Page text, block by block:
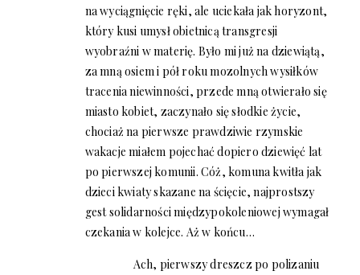
na wyciągnięcie ręki, ale uciekała jak horyzont,
który kusi umysł obietnicą transgresji
wyobraźni w materię. Było mi już na dziewiątą,
za mną osiem i pół roku mozolnych wysiłków
tracenia niewinności, przede mną otwierało się
miasto kobiet, zaczynało się słodkie życie,
chociaż na pierwsze prawdziwie rzymskie
wakacje miałem pojechać dopiero dziewięć lat
po pierwszej komunii. Cóż, komuna kwitła jak
dzieci kwiaty skazane na ścięcie, najprostszy
gest solidarności międzypokoleniowej wymagał
czekania w kolejce. Aż w końcu…
Ach, pierwszy dreszcz po polizaniu